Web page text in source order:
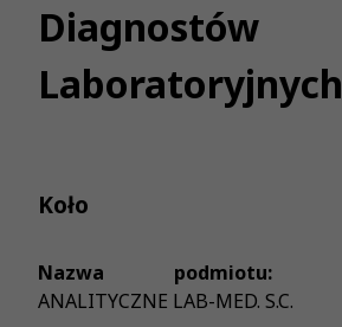
Diagnostów
Laboratoryjnych
Koło
Nazwa podmiotu:
ANALITYCZNE LAB-MED. S.C.